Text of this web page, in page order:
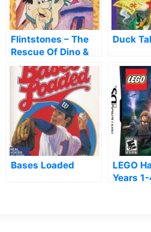
Flintstones – The
Rescue Of Dino &
Hoppy, The
Duck
Bases Loaded
LEGO
Years